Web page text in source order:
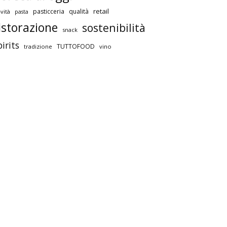
pasta pasticceria qualità retail
snack sostenibilità
tradizione TUTTOFOOD vino